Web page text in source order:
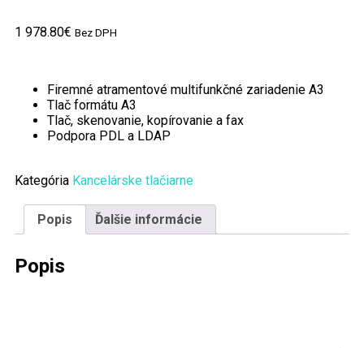
1 978.80€ Bez DPH
Firemné atramentové multifunkčné zariadenie A3
Tlač formátu A3
Tlač, skenovanie, kopírovanie a fax
Podpora PDL a LDAP
Kategória Kancelárske tlačiarne
Popis Ďalšie informácie
Popis